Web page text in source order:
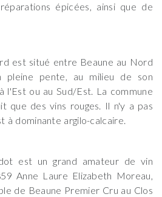
épicées, ainsi que de
est situé entre Beaune au Nord
pleine pente, au milieu de son
l'Est ou au Sud/Est. La commune
que des vins rouges. Il n'y a pas
à dominante argilo-calcaire.
est un grand amateur de vin
Anne Laure Elizabeth Moreau,
de Beaune Premier Cru au Clos